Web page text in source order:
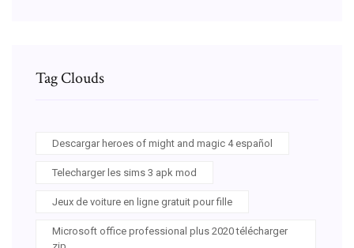
Tag Clouds
Descargar heroes of might and magic 4 español
Telecharger les sims 3 apk mod
Jeux de voiture en ligne gratuit pour fille
Microsoft office professional plus 2020 télécharger